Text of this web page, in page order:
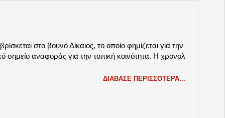
στο βουνό Δίκαιος, το οποίο φημίζεται για την
σημείο αναφοράς για την τοπική κοινότητα. Η χρονολ
ΔΙΆΒΑΣΕ ΠΕΡΙΣΣΌΤΕΡΑ...